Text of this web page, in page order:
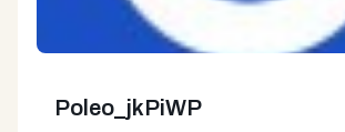
Poleo_jkPiWP